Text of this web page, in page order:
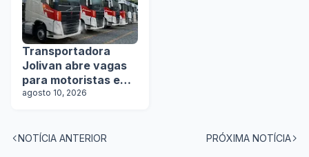
Transportadora
Jolivan abre vagas
para motoristas em
5 estados
agosto 10, 2026
NOTÍCIA ANTERIOR PRÓXIMA NOTÍCIA